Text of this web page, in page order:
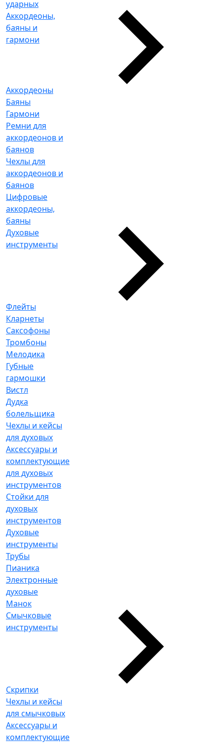
ударных
Аккордеоны,
баяны и
гармони
Аккордеоны
Баяны
Гармони
Ремни для
аккордеонов и
баянов
Чехлы для
аккордеонов и
баянов
Цифровые
аккордеоны,
баяны
Духовые
инструменты
Флейты
Кларнеты
Саксофоны
Тромбоны
Мелодика
Губные
гармошки
Вистл
Дудка
болельщика
Чехлы и кейсы
для духовых
Аксессуары и
комплектующие
для духовых
инструментов
Стойки для
духовых
инструментов
Духовые
инструменты
Трубы
Пианика
Электронные
духовые
Манок
Смычковые
инструменты
Скрипки
Чехлы и кейсы
для смычковых
Аксессуары и
комплектующие